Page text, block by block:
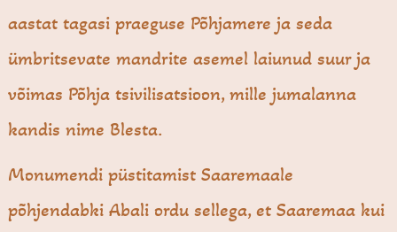
aastat tagasi praeguse Põhjamere ja seda
ümbritsevate mandrite asemel laiunud suur ja
võimas Põhja tsivilisatsioon, mille jumalanna
kandis nime Blesta.
Monumendi püstitamist Saaremaale
põhjendabki Abali ordu sellega, et Saaremaa kui